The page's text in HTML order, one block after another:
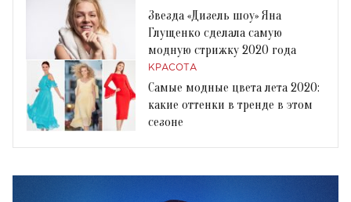
Звезда «Дизель шоу» Яна
Глущенко сделала самую
модную стрижку 2020 года
КРАСОТА
Самые модные цвета лета 2020:
какие оттенки в тренде в этом
сезоне